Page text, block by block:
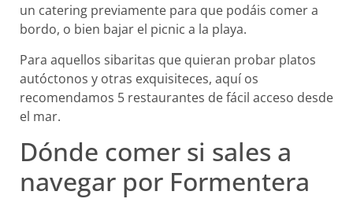
un catering previamente para que podáis comer a
bordo, o bien bajar el picnic a la playa.
Para aquellos sibaritas que quieran probar platos
autóctonos y otras exquisiteces, aquí os
recomendamos 5 restaurantes de fácil acceso desde
el mar.
Dónde comer si sales a
navegar por Formentera